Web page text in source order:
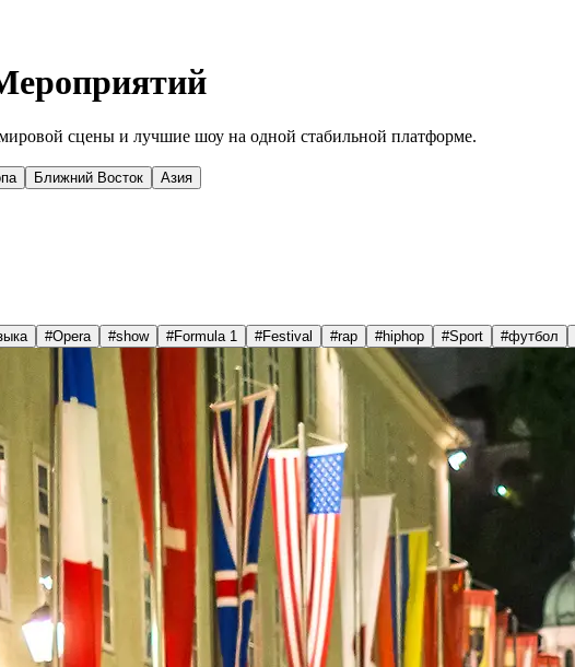
сцены и лучшие шоу на одной стабильной платформе.
Ближний Восток Азия
#Opera #show #Formula 1 #Festival #rap #hiphop #Sport #футбол